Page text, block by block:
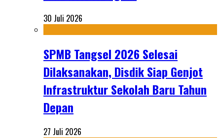
30 Juli 2026
SPMB Tangsel 2026 Selesai
Dilaksanakan, Disdik Siap Genjot
Infrastruktur Sekolah Baru Tahun
Depan
27 Juli 2026